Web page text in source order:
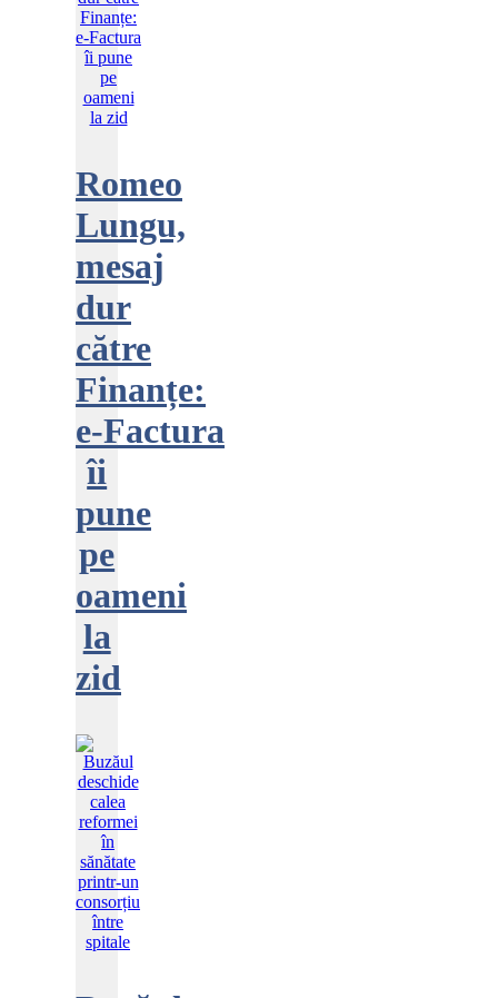
Romeo
Lungu,
mesaj
dur
către
Finanțe:
e‑Factura
îi
pune
pe
oameni
la
zid